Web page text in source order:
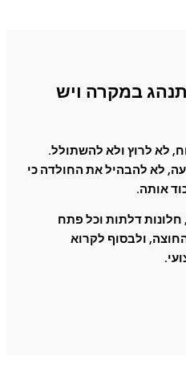
במקרה ויש
לא לרוץ ולא להשתולל.
לא להבהיל את החולדה כי
אותה.
דלתות וכל פתח
ולבסוף לקרוא